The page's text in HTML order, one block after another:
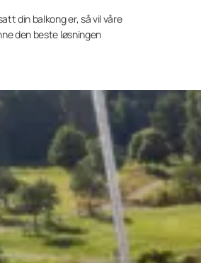
din balkong er, så vil våre
den beste løsningen